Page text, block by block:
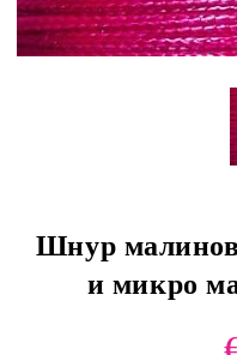
Шнур
и микро